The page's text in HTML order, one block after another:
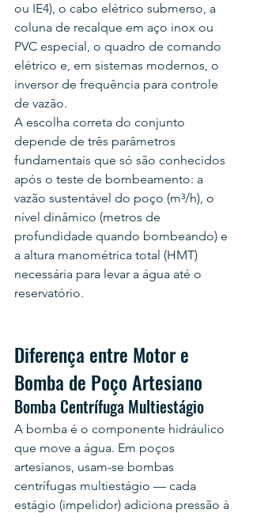
ou IE4), o cabo elétrico submerso, a
coluna de recalque em aço inox ou
PVC especial, o quadro de comando
elétrico e, em sistemas modernos, o
inversor de frequência para controle
de vazão.
A escolha correta do conjunto
depende de três parâmetros
fundamentais que só são conhecidos
após o teste de bombeamento: a
vazão sustentável do poço (m³/h), o
nível dinâmico (metros de
profundidade quando bombeando) e
a altura manométrica total (HMT)
necessária para levar a água até o
reservatório.
Diferença entre Motor e
Bomba de Poço Artesiano
Bomba Centrífuga Multiestágio
A bomba é o componente hidráulico
que move a água. Em poços
artesianos, usam-se bombas
centrífugas multiestágio — cada
estágio (impelidor) adiciona pressão à